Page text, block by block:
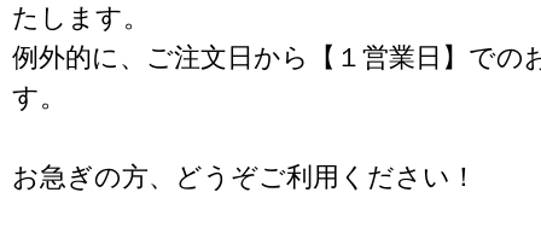
たします。
例外的に、ご注文日から【１営業日】での
す。
お急ぎの方、どうぞご利用ください！